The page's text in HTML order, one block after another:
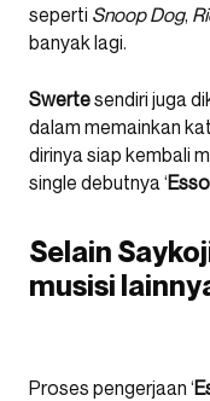
seperti Snoop Dog,
banyak lagi.
Swertesendiri juga
dalam memainkan
dirinya siap kembali
single debutnya ‘Esso
Selain
musisi
Proses pengerjaan ‘